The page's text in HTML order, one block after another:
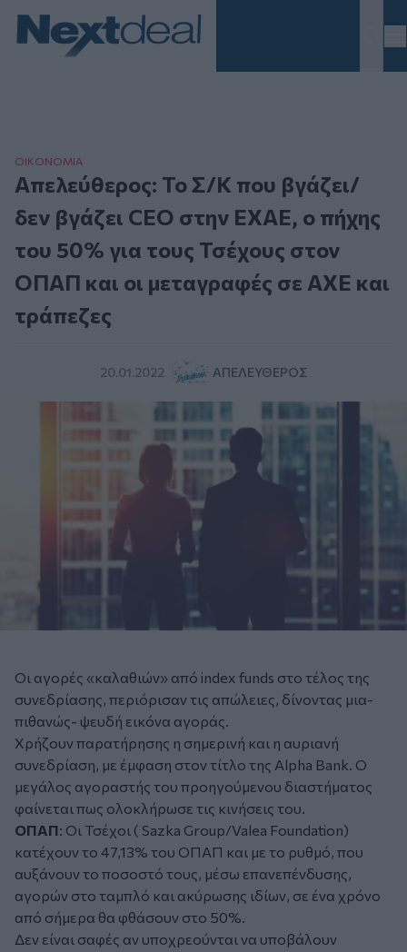
ΟΙΚΟΝΟΜΙΑ
Απελεύθερος: Το Σ/Κ που βγάζει/
δεν βγάζει CEO στην ΕΧΑΕ, ο πήχης
του 50% για τους Τσέχους στον
ΟΠΑΠ και οι μεταγραφές σε ΑΧΕ και
τράπεζες
20.01.2022 ΑΠΕΛΕΎΘΕΡΟΣ
Οι αγορές «καλαθιών» από index funds στο τέλος της
συνεδρίασης, περιόρισαν τις απώλειες, δίνοντας μια-
πιθανώς- ψευδή εικόνα αγοράς.
Χρήζουν παρατήρησης η σημερινή και η αυριανή
συνεδρίαση, με έμφαση στον τίτλο της Alpha Bank. Ο
μεγάλος αγοραστής του προηγούμενου διαστήματος
φαίνεται πως ολοκλήρωσε τις κινήσεις του.
ΟΠΑΠ: Οι Τσέχοι ( Sazka Group/Valea Foundation)
κατέχουν το 47,13% του ΟΠΑΠ και με το ρυθμό, που
αυξάνουν το ποσοστό τους, μέσω επανεπένδυσης,
αγορών στο ταμπλό και ακύρωσης ιδίων, σε ένα χρόνο
από σήμερα θα φθάσουν στο 50%.
Δεν είναι σαφές αν υποχρεούνται να υποβάλουν